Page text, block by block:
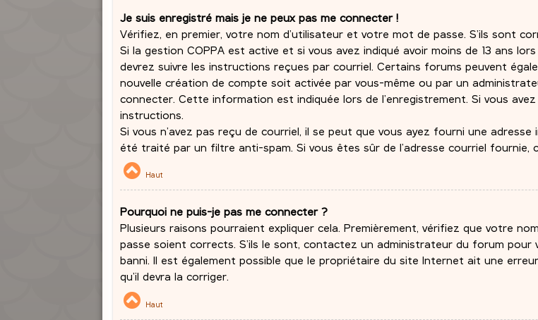
Je suis enregistré mais je ne peux pas me connecter !
Vérifiez, en premier, votre nom d’utilisateur et votre mot de passe. S’ils sont
Si la gestion COPPA est active et si vous avez indiqué avoir moins de 13 ans
devrez suivre les instructions reçues par courriel. Certains forums peuvent
nouvelle création de compte soit activée par vous-même ou par un
connecter. Cette information est indiquée lors de l’enregistrement. Si vous
instructions.
Si vous n’avez pas reçu de courriel, il se peut que vous ayez fourni une
été traité par un filtre anti-spam. Si vous êtes sûr de l’adresse courriel fournie,
Haut
Pourquoi ne puis-je pas me connecter ?
Plusieurs raisons pourraient expliquer cela. Premièrement, vérifiez que votre
passe soient corrects. S’ils le sont, contactez un administrateur du forum pour
banni. Il est également possible que le propriétaire du site Internet ait une
qu’il devra la corriger.
Haut